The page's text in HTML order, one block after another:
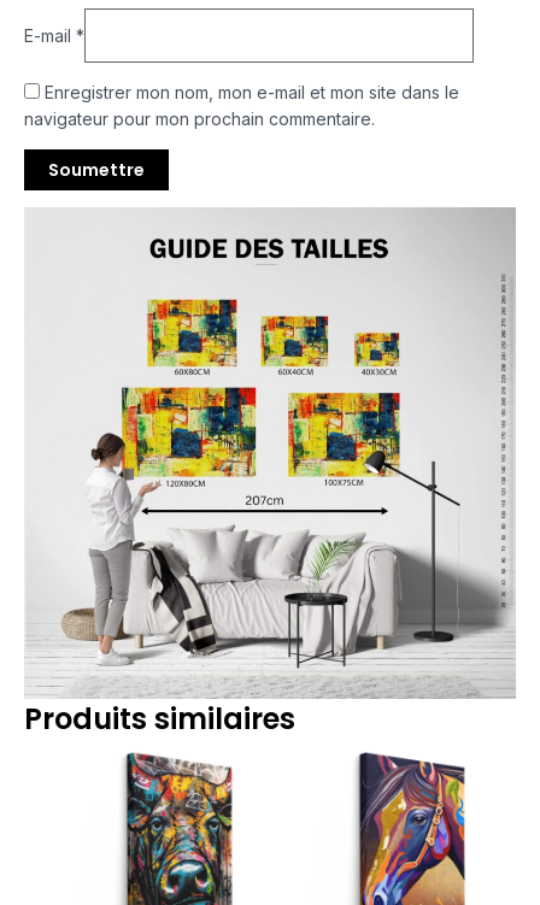
E-mail *
Enregistrer mon nom, mon e-mail et mon site dans le
navigateur pour mon prochain commentaire.
Produits similaires
de
prix :
14.90€
à
219.90€
de
prix :
14.90€
à
219.90€